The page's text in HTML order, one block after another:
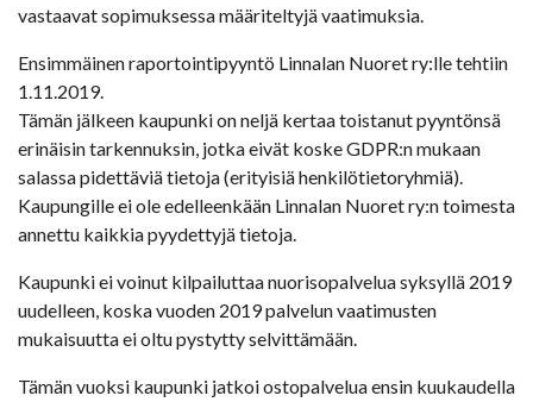
vastaavat sopimuksessa määriteltyjä vaatimuksia.
Ensimmäinen raportointipyyntö Linnalan Nuoret ry:lle tehtiin
1.11.2019.
Tämän jälkeen kaupunki on neljä kertaa toistanut pyyntönsä
erinäisin tarkennuksin, jotka eivät koske GDPR:n mukaan
salassa pidettäviä tietoja (erityisiä henkilötietoryhmiä).
Kaupungille ei ole edelleenkään Linnalan Nuoret ry:n toimesta
annettu kaikkia pyydettyjä tietoja.
Kaupunki ei voinut kilpailuttaa nuorisopalvelua syksyllä 2019
uudelleen, koska vuoden 2019 palvelun vaatimusten
mukaisuutta ei oltu pystytty selvittämään.
Tämän vuoksi kaupunki jatkoi ostopalvelua ensin kuukaudella